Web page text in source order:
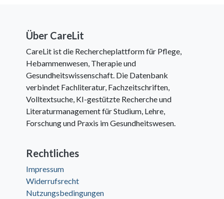
Über CareLit
CareLit ist die Rechercheplattform für Pflege,
Hebammenwesen, Therapie und
Gesundheitswissenschaft. Die Datenbank
verbindet Fachliteratur, Fachzeitschriften,
Volltextsuche, KI-gestützte Recherche und
Literaturmanagement für Studium, Lehre,
Forschung und Praxis im Gesundheitswesen.
Rechtliches
Impressum
Widerrufsrecht
Nutzungsbedingungen